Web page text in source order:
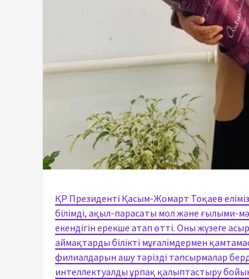
ҚР Президенті Қасым-Жомарт Тоқаев
білімді, ақыл-парасаты мол және ғылыми-
екендігін ерекше атап өтті. Оны жүзеге
аймақтарды білікті мұғалімдермен
филиалдарын ашу тәрізді тапсырмалар
интеллектуалды ұрпақ қалыптастыру